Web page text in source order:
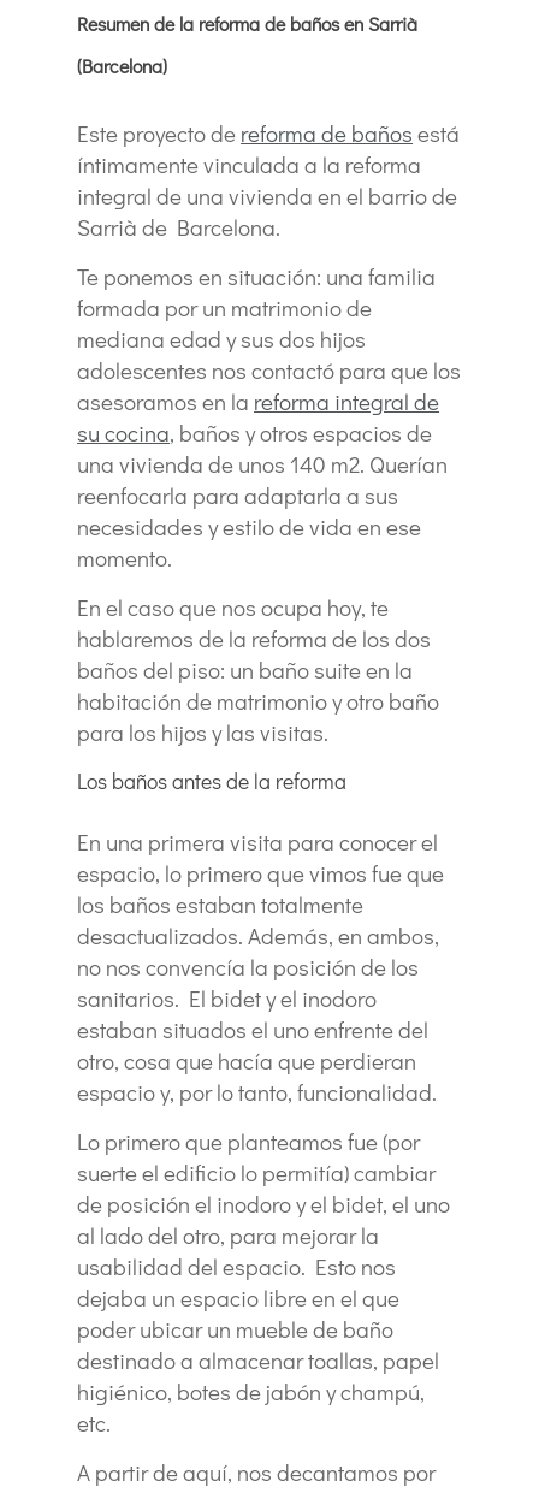
Resumen de la reforma de baños en Sarrià
(Barcelona)
Este proyecto de reforma de baños está
íntimamente vinculada a la reforma
integral de una vivienda en el barrio de
Sarrià de Barcelona.
Te ponemos en situación: una familia
formada por un matrimonio de
mediana edad y sus dos hijos
adolescentes nos contactó para que los
asesoramos en la reforma integral de
su cocina, baños y otros espacios de
una vivienda de unos 140 m2. Querían
reenfocarla para adaptarla a sus
necesidades y estilo de vida en ese
momento.
En el caso que nos ocupa hoy, te
hablaremos de la reforma de los dos
baños del piso: un baño suite en la
habitación de matrimonio y otro baño
para los hijos y las visitas.
Los baños antes de la reforma
En una primera visita para conocer el
espacio, lo primero que vimos fue que
los baños estaban totalmente
desactualizados. Además, en ambos,
no nos convencía la posición de los
sanitarios. El bidet y el inodoro
estaban situados el uno enfrente del
otro, cosa que hacía que perdieran
espacio y, por lo tanto, funcionalidad.
Lo primero que planteamos fue (por
suerte el edificio lo permitía) cambiar
de posición el inodoro y el bidet, el uno
al lado del otro, para mejorar la
usabilidad del espacio. Esto nos
dejaba un espacio libre en el que
poder ubicar un mueble de baño
destinado a almacenar toallas, papel
higiénico, botes de jabón y champú,
etc.
A partir de aquí, nos decantamos por